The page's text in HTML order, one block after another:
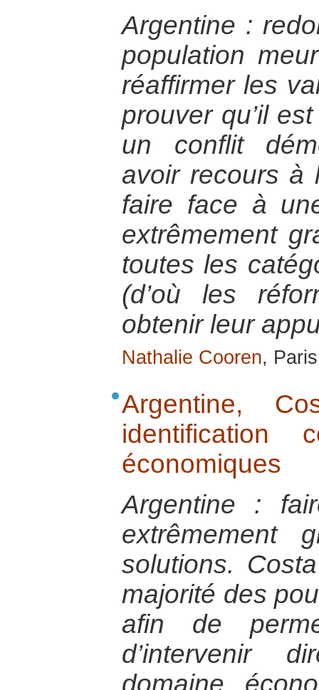
Argentine :
population
réaffirmer les
prouver qu’il
un conflit
avoir recours à
faire face à
extrêmement
toutes les
(d’où les
obtenir leur
Nathalie Cooren,
Argentine,
identification
économiques
Argentine :
extrêmement
solutions.
majorité des
afin de
d’intervenir
domaine